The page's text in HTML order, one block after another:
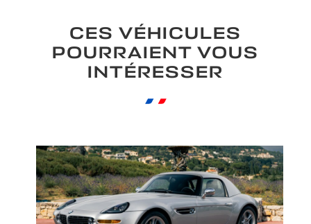
CES VÉHICULES
POURRAIENT VOUS
INTÉRESSER